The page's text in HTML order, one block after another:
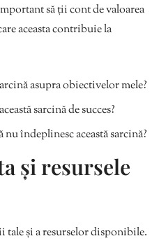
să ții cont de valoarea
aceasta contribuie la
asupra obiectivelor mele?
sarcină de succes?
îndeplinesc această sarcină?
și resursele
și a resurselor disponibile.